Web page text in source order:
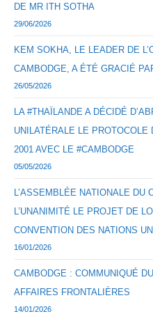
DE MR ITH SOTHA
29/06/2026
KEM SOKHA, LE LEADER DE
CAMBODGE, A ÉTÉ GRACIÉ
26/05/2026
LA #THAÏLANDE A DÉCIDÉ
UNILATÉRALE LE PROTOCOLE
2001 AVEC LE #CAMBODGE
05/05/2026
L’ASSEMBLÉE NATIONALE
L’UNANIMITÉ LE PROJET DE
CONVENTION DES NATIONS
16/01/2026
CAMBODGE : COMMUNIQUÉ
AFFAIRES FRONTALIÈRES
14/01/2026